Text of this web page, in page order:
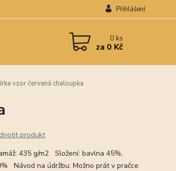
Přihlášení
0ks
za 0 Kč
vzor červená chaloupka
produkt
435 g/m2 Složení: bavlna 45%,
Návod na údržbu: Možno prát v pračce